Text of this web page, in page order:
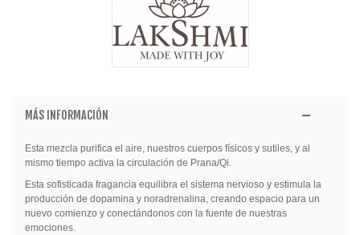
MÁS INFORMACIÓN
Esta mezcla purifica el aire, nuestros cuerpos físicos y sutiles, y al
mismo tiempo activa la circulación de Prana/Qi.
Esta sofisticada fragancia equilibra el sistema nervioso y estimula la
producción de dopamina y noradrenalina, creando espacio para un
nuevo comienzo y conectándonos con la fuente de nuestras
emociones.